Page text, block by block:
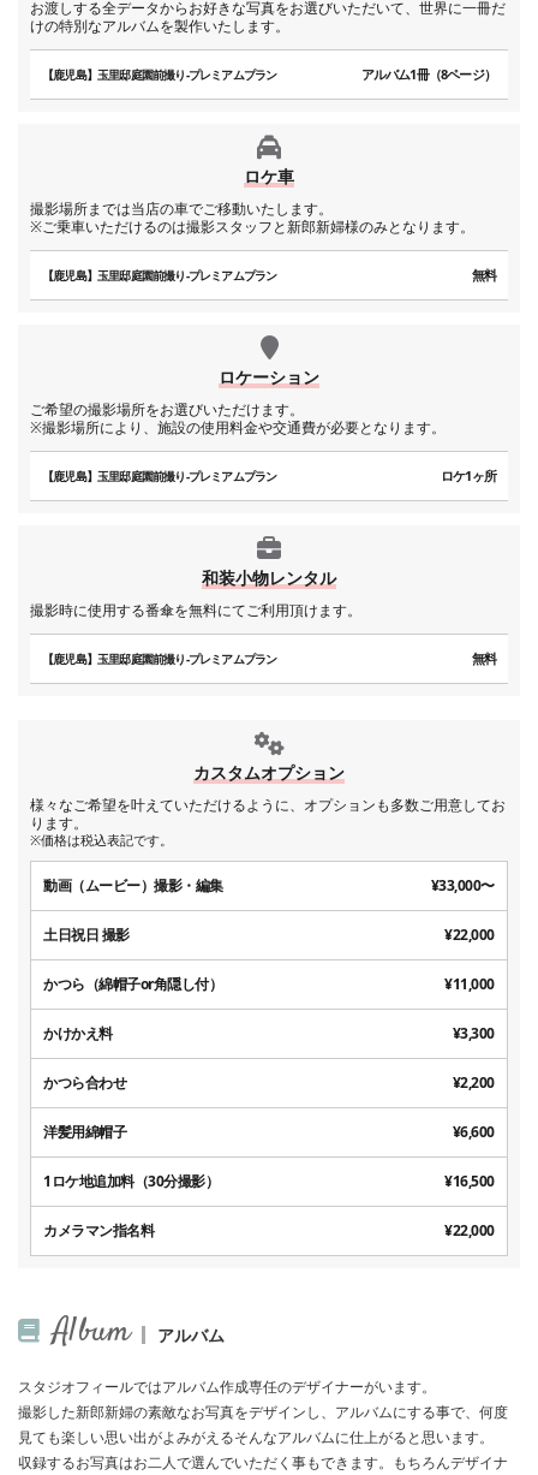
お渡しする全データからお好きな写真をお選びいただいて、世界に一冊だ
けの特別なアルバムを製作いたします。
【鹿児島】玉里邸庭園前撮り-プレミアムプラン アルバム1冊（8ページ）
ロケ車
撮影場所までは当店の車でご移動いたします。
※ご乗車いただけるのは撮影スタッフと新郎新婦様のみとなります。
【鹿児島】玉里邸庭園前撮り-プレミアムプラン 無料
ロケーション
ご希望の撮影場所をお選びいただけます。
※撮影場所により、施設の使用料金や交通費が必要となります。
【鹿児島】玉里邸庭園前撮り-プレミアムプラン ロケ1ヶ所
和装小物レンタル
撮影時に使用する番傘を無料にてご利用頂けます。
【鹿児島】玉里邸庭園前撮り-プレミアムプラン 無料
カスタムオプション
様々なご希望を叶えていただけるように、オプションも多数ご用意してお
ります。
※価格は税込表記です。
動画（ムービー）撮影・編集 ¥33,000〜
土日祝日 撮影 ¥22,000
かつら（綿帽子or角隠し付） ¥11,000
かけかえ料 ¥3,300
かつら合わせ ¥2,200
洋髪用綿帽子 ¥6,600
1ロケ地追加料（30分撮影） ¥16,500
カメラマン指名料 ¥22,000
Album アルバム
スタジオフィールではアルバム作成専任のデザイナーがいます。
撮影した新郎新婦の素敵なお写真をデザインし、アルバムにする事で、何度
見ても楽しい思い出がよみがえるそんなアルバムに仕上がると思います。
収録するお写真はお二人で選んでいただく事もできます。もちろんデザイナ